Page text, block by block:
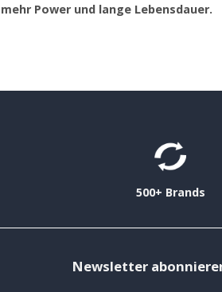
Power und lange Lebensdauer.
500+ Brands
Newsletter